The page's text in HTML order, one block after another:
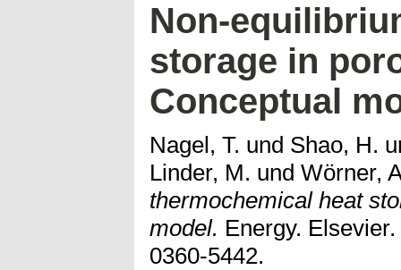
Non-
storage in
Conceptual
Nagel, T. und Shao, H.
Linder, M. und Wörner,
thermochemical heat
model. Energy.
0360-5442.